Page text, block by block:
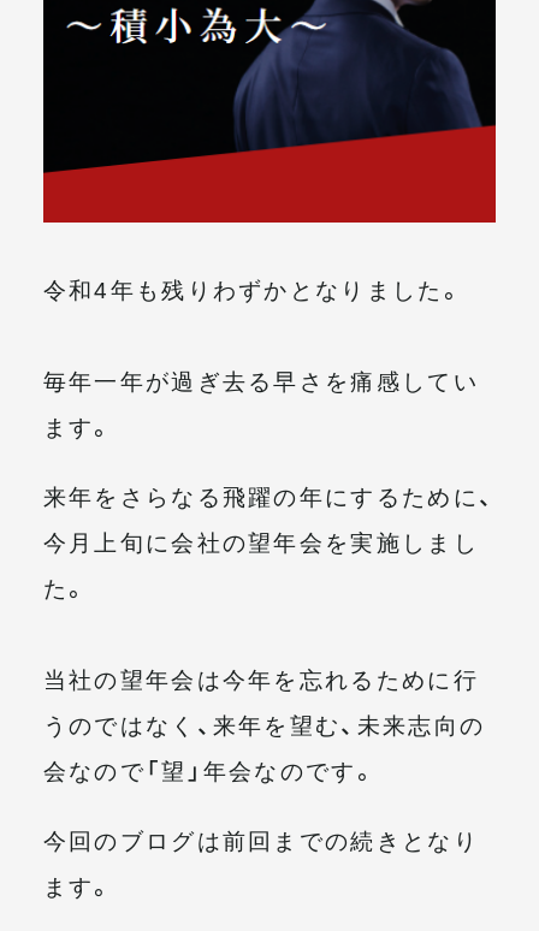
令和4年も残りわずかとなりました。
毎年一年が過ぎ去る早さを痛感してい
ます。
来年をさらなる飛躍の年にするために、
今月上旬に会社の望年会を実施しまし
た。
当社の望年会は今年を忘れるために行
うのではなく、来年を望む、未来志向の
会なので「望」年会なのです。
今回のブログは前回までの続きとなり
ます。